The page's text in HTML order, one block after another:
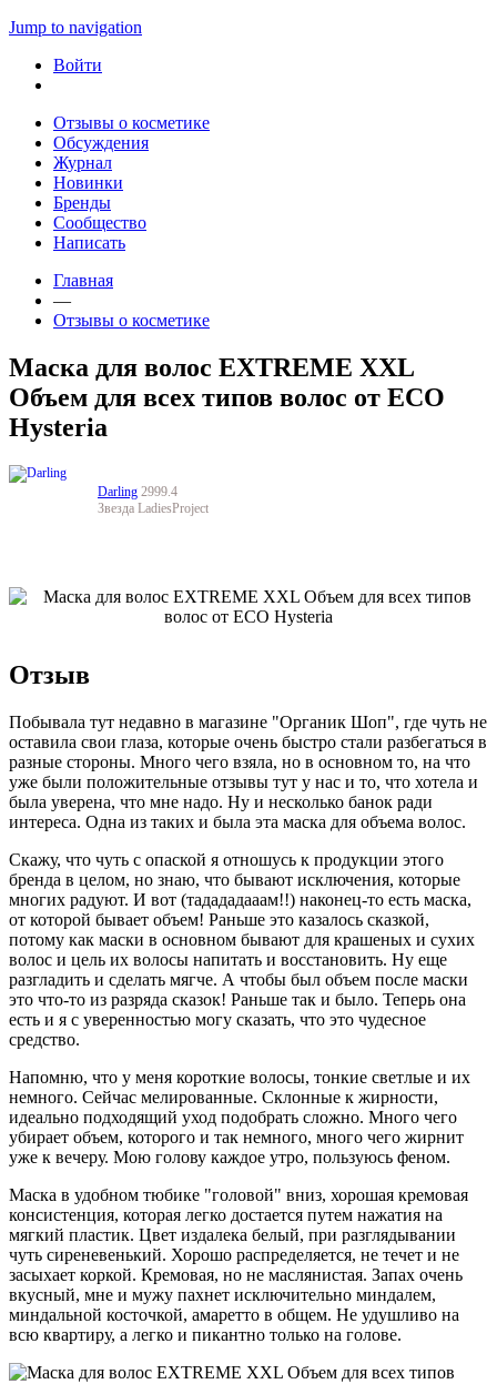
Jump to navigation
Войти
Отзывы о косметике
Обсуждения
Журнал
Новинки
Бренды
Сообщество
Написать
Главная
—
Отзывы о косметике
Маска для волос EXTREME XXL
Объем для всех типов волос от ECO
Hysteria
Darling 2999.4
Звезда LadiesProject
Отзыв
Побывала тут недавно в магазине "Органик Шоп", где чуть не
оставила свои глаза, которые очень быстро стали разбегаться в
разные стороны. Много чего взяла, но в основном то, на что
уже были положительные отзывы тут у нас и то, что хотела и
была уверена, что мне надо. Ну и несколько банок ради
интереса. Одна из таких и была эта маска для объема волос.
Скажу, что чуть с опаской я отношусь к продукции этого
бренда в целом, но знаю, что бывают исключения, которые
многих радуют. И вот (тадададааам!!) наконец-то есть маска,
от которой бывает объем! Раньше это казалось сказкой,
потому как маски в основном бывают для крашеных и сухих
волос и цель их волосы напитать и восстановить. Ну еще
разгладить и сделать мягче. А чтобы был объем после маски
это что-то из разряда сказок! Раньше так и было. Теперь она
есть и я с уверенностью могу сказать, что это чудесное
средство.
Напомню, что у меня короткие волосы, тонкие светлые и их
немного. Сейчас мелированные. Склонные к жирности,
идеально подходящий уход подобрать сложно. Много чего
убирает объем, которого и так немного, много чего жирнит
уже к вечеру. Мою голову каждое утро, пользуюсь феном.
Маска в удобном тюбике "головой" вниз, хорошая кремовая
консистенция, которая легко достается путем нажатия на
мягкий пластик. Цвет издалека белый, при разглядывании
чуть сиреневенький. Хорошо распределяется, не течет и не
засыхает коркой. Кремовая, но не маслянистая. Запах очень
вкусный, мне и мужу пахнет исключительно миндалем,
миндальной косточкой, амаретто в общем. Не удушливо на
всю квартиру, а легко и пикантно только на голове.